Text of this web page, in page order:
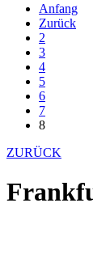
Anfang
Zurück
2
3
4
5
6
7
8
ZURÜCK